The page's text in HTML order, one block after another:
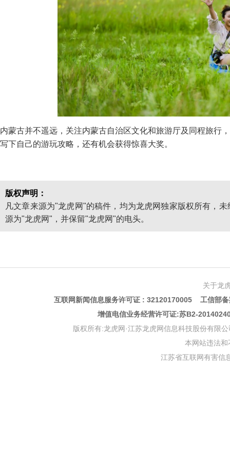
内蒙古并不遥远，关注内蒙古自治区文化和旅游厅及同程旅行
写下自己的游玩攻略，还有机会获得惊喜大奖。
版权声明：
凡文章来源为"龙虎网"的稿件，均为龙虎网独家版权所有，
源为"龙虎网"，并保留"龙虎网"的电头。
关于龙
互联网新闻信息服务许可证 : 32120170005 工信部
增值电信业务经营许可证:苏B2-
版权所有:龙虎网·江苏龙虎网信息科技股份有限
本网站违法
江苏省互联网有害